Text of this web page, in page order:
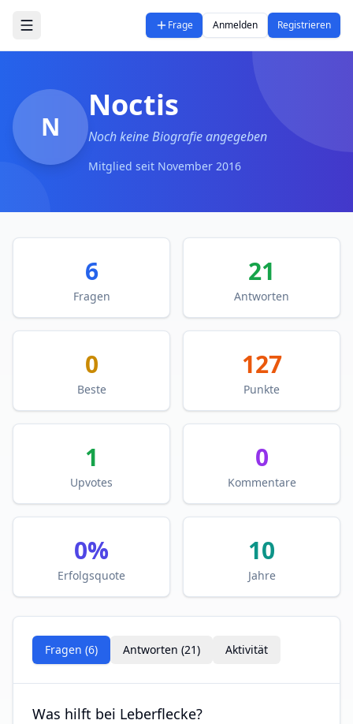
Zum Hauptinhalt springen
Frage Anmelden Registrieren
N
Noctis
Noch keine Biografie angegeben
Mitglied seit November 2016
6
Fragen
21
Antworten
0
Beste
127
Punkte
1
Upvotes
0
Kommentare
0%
Erfolgsquote
10
Jahre
Fragen (6) Antworten (21) Aktivität
Was hilft bei Leberflecke?